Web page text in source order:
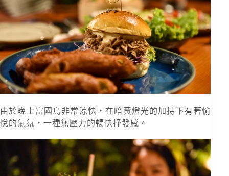
由於晚上富國島非常涼快，在暗黃燈光的加持下有著愉
悅的氣氛，一種無壓力的暢快抒發感。